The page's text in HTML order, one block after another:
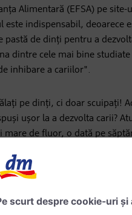
Alimentară (EFSA) pe
indispensabil, deoarece
de dinți pentru a
dintre cele mai bine
inhibare a cariilor".
pe dinți, ci doar scuipați!
ușor la a dezvolta carii?
de fluor, o dată pe
ar fi o alternativă. „Toate
spune expertul în îngrijire
de bine